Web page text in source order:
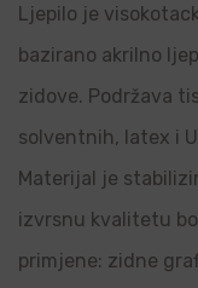
Ljepilo je
bazirano akrilno
zidove. Podržava
solventnih, latex i
Materijal je
izvrsnu kvalitetu
primjene: zidne